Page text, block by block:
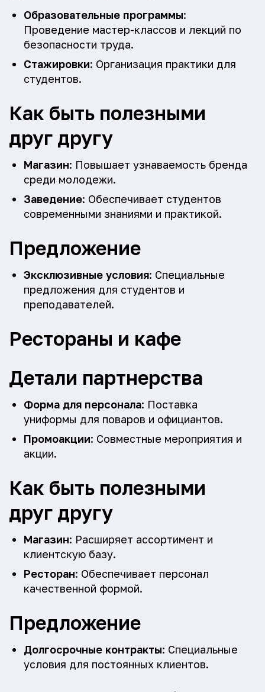
Образовательные программы:
Проведение мастер-классов и лекций по
безопасности труда.
Стажировки: Организация практики для
студентов.
Как быть полезными
друг другу
Магазин: Повышает узнаваемость бренда
среди молодежи.
Заведение: Обеспечивает студентов
современными знаниями и практикой.
Предложение
Эксклюзивные условия: Специальные
предложения для студентов и
преподавателей.
Рестораны и кафе
Детали партнерства
Форма для персонала: Поставка
униформы для поваров и официантов.
Промоакции: Совместные мероприятия и
акции.
Как быть полезными
друг другу
Магазин: Расширяет ассортимент и
клиентскую базу.
Ресторан: Обеспечивает персонал
качественной формой.
Предложение
Долгосрочные контракты: Специальные
условия для постоянных клиентов.